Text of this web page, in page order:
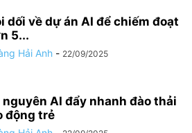
dối về dự án AI để chiếm đoạt
5...
Hải Anh - 22/09/2025
nguyên AI đẩy nhanh đào thải
động trẻ